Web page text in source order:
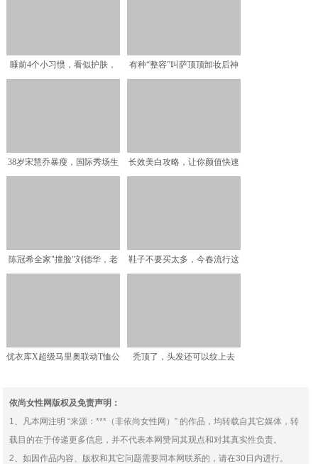
睡前4个小习惯，看似护肤，
有种“整容”叫萨顶顶卸妆后神
38岁宋慧乔暴瘦，国际秀场生
长效美白攻略，让你颜值快速
陈冠希全家"撞脸"刘德华，老
鞋子不要买太多，今春流行这
优衣库X超级马里奥联动T恤公
秃顶了，头发还可以纹上去
依尚女性网版权及免责声明：
1、凡本网注明 “来源：***（非依尚女性网）” 的作品，均转载自其它媒体，转
载目的在于传递更多信息，并不代表本网赞同其观点和对其真实性负责。
2、如因作品内容、版权和其它问题需要同本网联系的，请在30日内进行。